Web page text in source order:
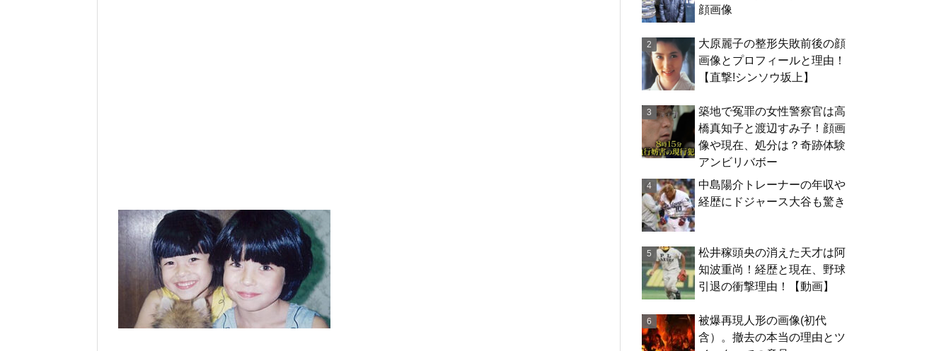
顔画像
大原麗子の整形失敗前後の顔
画像とプロフィールと理由！
【直撃!シンソウ坂上】
築地で冤罪の女性警察官は高
橋真知子と渡辺すみ子！顔画
像や現在、処分は？奇跡体験
アンビリバボー
中島陽介トレーナーの年収や
経歴にドジャース大谷も驚き
松井稼頭央の消えた天才は阿
知波重尚！経歴と現在、野球
引退の衝撃理由！【動画】
被爆再現人形の画像(初代
含）。撤去の本当の理由とツ